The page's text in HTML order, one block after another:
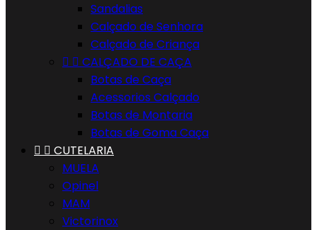
Sandalias
Calçado de Senhora
Calçado de Criança
  CALÇADO DE CAÇA
Botas de Caça
Acessorios Calçado
Botas de Montaria
Botas de Goma Caça
  CUTELARIA
MUELA
Opinel
MAM
Victorinox